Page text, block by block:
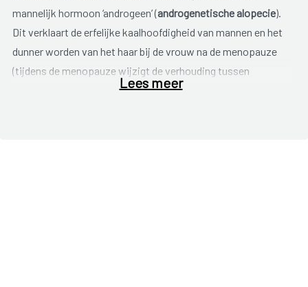
mannelijk hormoon ‘androgeen’ (androgenetische alopecie).
Dit verklaart de erfelijke kaalhoofdigheid van mannen en het
dunner worden van het haar bij de vrouw na de menopauze
(tijdens de menopauze wijzigt de verhouding tussen
vrouwelijk en mannelijk hormoon).
Lees meer